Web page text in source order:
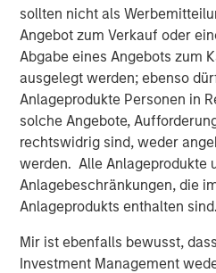
sollten nicht als
Angebot zum Verkauf oder
Abgabe eines Angebots zum
ausgelegt werden; ebenso
Anlageprodukte Personen in
solche Angebote,
rechtswidrig sind, weder
werden. Alle Anlageprodukte
Anlagebeschränkungen, die
Anlageprodukts enthalten sind.
Mir ist ebenfalls bewusst,
Investment Management
fundamentals, such as
enrollment demand, generally
attractive yield profile.
MSREI currently own 43
across the United States
About The Scion Group
The Scion Group is the
campus student housing
portfolio consists of over
accommodations in 144
and university markets across